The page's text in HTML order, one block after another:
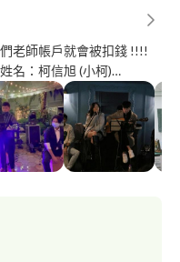
整 ?家教、 學校
件買賣
導老師。 黎民科技大學吉
導老師。 享樂音樂工作室